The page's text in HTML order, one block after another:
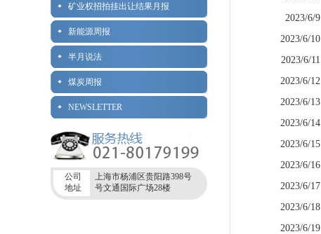
矿业权招拍挂出让结果月报
新能源周报
半月说法
煤炭周报
NEWSLETTER
公司
地址
上海市杨浦区贵阳路398号
号文通国际广场28楼
2023/6/9
2023/6/10
2023/6/11
2023/6/12
2023/6/13
2023/6/14
2023/6/15
2023/6/16
2023/6/17
2023/6/18
2023/6/19